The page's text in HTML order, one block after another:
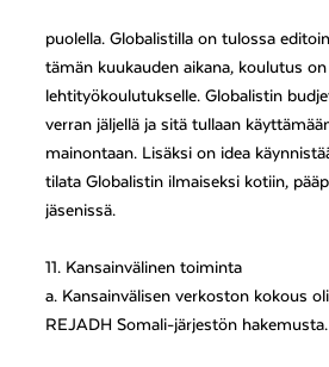
puolella. Globalistilla on tulossa
tämän kuukauden aikana, koulutus
lehtityökoulutukselle. Globalistin
verran jäljellä ja sitä tullaan
mainontaan. Lisäksi on idea
tilata Globalistin ilmaiseksi kotiin,
jäsenissä.
11. Kansainvälinen toiminta
a. Kansainvälisen verkoston kokous
REJADH Somali-järjestön